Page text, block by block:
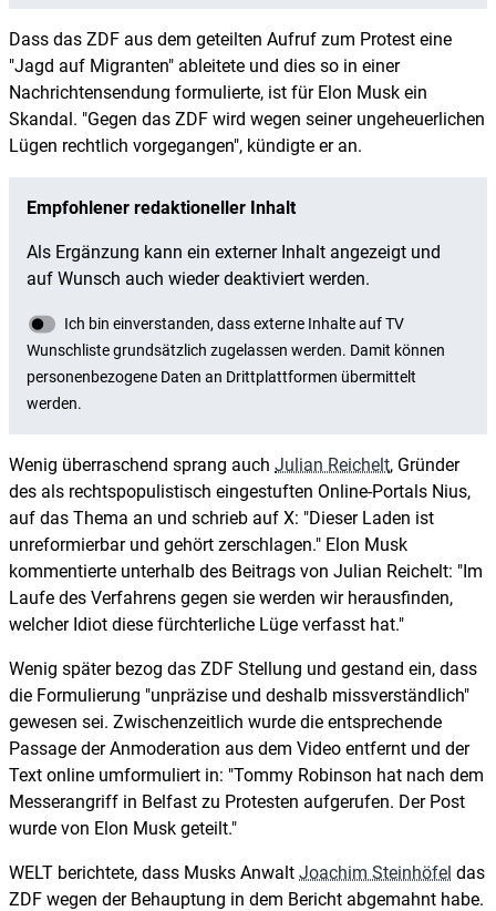
Dass das ZDF aus dem geteilten Aufruf zum Protest eine
"Jagd auf Migranten" ableitete und dies so in einer
Nachrichtensendung formulierte, ist für Elon Musk ein
Skandal. "Gegen das ZDF wird wegen seiner ungeheuerlichen
Lügen rechtlich vorgegangen", kündigte er an.
Wenig überraschend sprang auch Julian Reichelt, Gründer
des als rechtspopulistisch eingestuften Online-Portals Nius,
auf das Thema an und schrieb auf X: "Dieser Laden ist
unreformierbar und gehört zerschlagen." Elon Musk
kommentierte unterhalb des Beitrags von Julian Reichelt: "Im
Laufe des Verfahrens gegen sie werden wir herausfinden,
welcher Idiot diese fürchterliche Lüge verfasst hat."
Wenig später bezog das ZDF Stellung und gestand ein, dass
die Formulierung "unpräzise und deshalb missverständlich"
gewesen sei. Zwischenzeitlich wurde die entsprechende
Passage der Anmoderation aus dem Video entfernt und der
Text online umformuliert in: "Tommy Robinson hat nach dem
Messerangriff in Belfast zu Protesten aufgerufen. Der Post
wurde von Elon Musk geteilt."
WELT berichtete, dass Musks Anwalt Joachim Steinhöfel das
ZDF wegen der Behauptung in dem Bericht abgemahnt habe.